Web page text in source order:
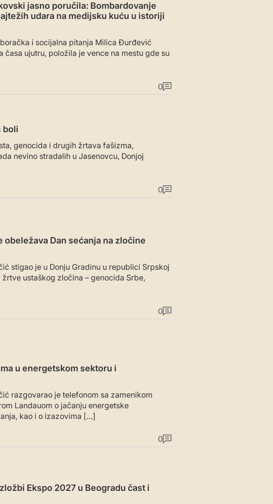
jasno poručila: Bombardovanje
udara na medijsku kuću u istoriji
i socijalna pitanja Milica Đurđević
časa ujutru, položila je vence na mestu gde su
0
boli
genocida i drugih žrtava fašizma,
nevino stradalih u Jasenovcu, Donjoj
0
obeležava Dan sećanja na zločine
stigao je u Donju Gradinu u republici Srpskoj
ustaškog zločina – genocida Srbe,
0
u energetskom sektoru i
razgovarao je telefonom sa zamenikom
Landauom o jačanju energetske
kao i o izazovima […]
0
Ekspo 2027 u Beogradu čast i